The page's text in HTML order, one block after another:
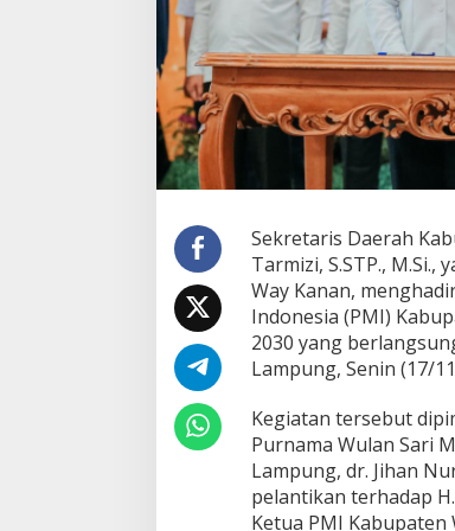
c
h
i
a
v
l
i
I
k
u
t
i
P
r
s
e
s
i
P
Sekretaris Daerah
Tarmizi, S.STP.,
Way Kanan,
Indonesia (PMI)
2030 yang
Lampung, Senin (17/
Kegiatan tersebut
Purnama Wulan Sari
Lampung, dr. Jihan
pelantikan terhadap
Ketua PMI Kabupaten